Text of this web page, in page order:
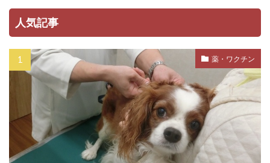
切り替え
初期サイン 初期症状
刺激
刺激不足
副交感神経
副作用 副反応
加齢
効果
動物用医薬品
動物病院
動物病院 選び方
動物福祉
動物行動学
匂い
匂い嗅ぎ 化学療法
医学的要因
医療費
医薬品 協力的ケア
危険
危険な食べ物
危険度 危険性
原因
人気記事
薬・ワクチン